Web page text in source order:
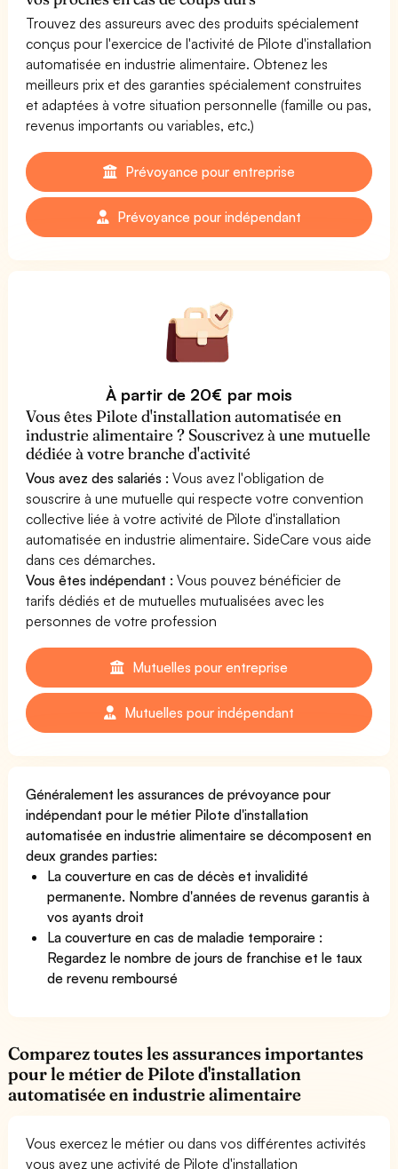
Trouvez des assureurs avec des produits spécialement
conçus pour l'exercice de l'activité de Pilote d'installation
automatisée en industrie alimentaire. Obtenez les
meilleurs prix et des garanties spécialement construites
et adaptées à votre situation personnelle (famille ou pas,
revenus importants ou variables, etc.)
Prévoyance pour entreprise
Prévoyance pour indépendant
À partir de 20€ par mois
Vous êtes Pilote d'installation automatisée en
industrie alimentaire ? Souscrivez à une mutuelle
dédiée à votre branche d'activité
Vous avez des salariés : Vous avez l'obligation de
souscrire à une mutuelle qui respecte votre convention
collective liée à votre activité de Pilote d'installation
automatisée en industrie alimentaire. SideCare vous aide
dans ces démarches.
Vous êtes indépendant : Vous pouvez bénéficier de
tarifs dédiés et de mutuelles mutualisées avec les
personnes de votre profession
Mutuelles pour entreprise
Mutuelles pour indépendant
Généralement les assurances de prévoyance pour
indépendant pour le métier Pilote d'installation
automatisée en industrie alimentaire se décomposent en
deux grandes parties:
La couverture en cas de décès et invalidité
permanente. Nombre d'années de revenus garantis à
vos ayants droit
La couverture en cas de maladie temporaire :
Regardez le nombre de jours de franchise et le taux
de revenu remboursé
Comparez toutes les assurances importantes
pour le métier de Pilote d'installation
automatisée en industrie alimentaire
Vous exercez le métier ou dans vos différentes activités
vous avez une activité de Pilote d'installation